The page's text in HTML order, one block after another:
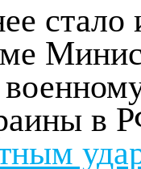
стало
в